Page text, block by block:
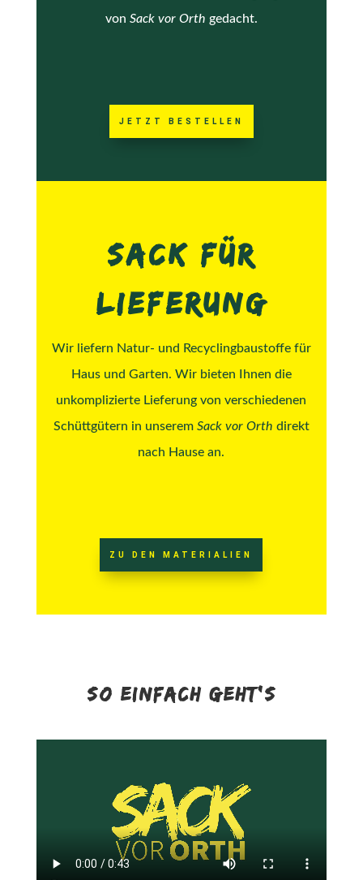
von Sack vor Orth gedacht.
JETZT BESTELLEN
SACK FÜR
LIEFERUNG
Wir liefern Natur- und Recyclingbaustoffe für
Haus und Garten. Wir bieten Ihnen die
unkomplizierte Lieferung von verschiedenen
Schüttgütern in unserem Sack vor Orth direkt
nach Hause an.
ZU DEN MATERIALIEN
SO EINFACH GEHT’S